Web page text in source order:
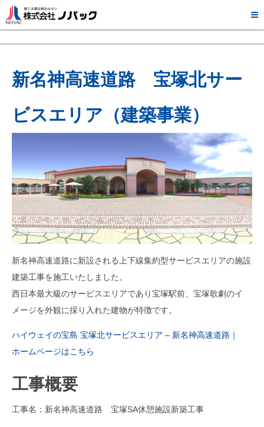

プロジェクト紹介
新名神高速道路 宝塚北サー
ビスエリア（建築事業）
新名神高速道路に新設される上下線集約型サービスエリアの施設
建築工事を施工いたしました。
西日本最大級のサービスエリアであり宝塚駅前、宝塚歌劇のイ
メージを外観に採り入れた建物が特徴です。
ハイウェイの宝島 宝塚北サービスエリア – 新名神高速道路｜
ホームページはこちら
工事概要
工事名：新名神高速道路 宝塚SA休憩施設新築工事